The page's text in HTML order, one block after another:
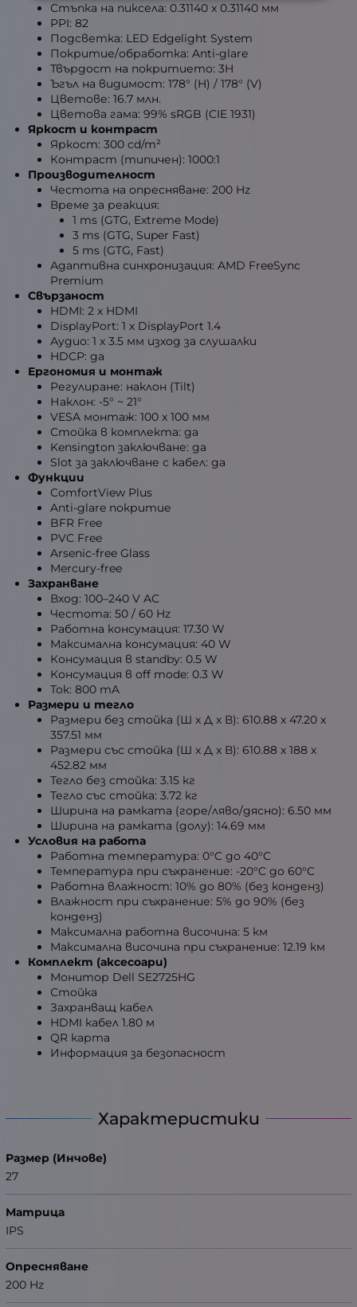
Стъпка на пиксела: 0.31140 x 0.31140 мм
PPI: 82
Подсветка: LED Edgelight System
Покритие/обработка: Anti-glare
Твърдост на покритието: 3H
Ъгъл на видимост: 178° (H) / 178° (V)
Цветове: 16.7 млн.
Цветова гама: 99% sRGB (CIE 1931)
Яркост и контраст
Яркост: 300 cd/m²
Контраст (типичен): 1000:1
Производителност
Честота на опресняване: 200 Hz
Време за реакция:
1 ms (GTG, Extreme Mode)
3 ms (GTG, Super Fast)
5 ms (GTG, Fast)
Адаптивна синхронизация: AMD FreeSync
Premium
Свързаност
HDMI: 2 x HDMI
DisplayPort: 1 x DisplayPort 1.4
Аудио: 1 x 3.5 мм изход за слушалки
HDCP: да
Ергономия и монтаж
Регулиране: наклон (Tilt)
Наклон: -5° ~ 21°
VESA монтаж: 100 x 100 мм
Стойка в комплекта: да
Kensington заключване: да
Slot за заключване с кабел: да
Функции
ComfortView Plus
Anti-glare покритие
BFR Free
PVC Free
Arsenic-free Glass
Mercury-free
Захранване
Вход: 100–240 V AC
Честота: 50 / 60 Hz
Работна консумация: 17.30 W
Максимална консумация: 40 W
Консумация в standby: 0.5 W
Консумация в off mode: 0.3 W
Ток: 800 mA
Размери и тегло
Размери без стойка (Ш x Д x В): 610.88 x 47.20 x
357.51 мм
Размери със стойка (Ш x Д x В): 610.88 x 188 x
452.82 мм
Тегло без стойка: 3.15 кг
Тегло със стойка: 3.72 кг
Ширина на рамката (горе/ляво/дясно): 6.50 мм
Ширина на рамката (долу): 14.69 мм
Условия на работа
Работна температура: 0°C до 40°C
Температура при съхранение: -20°C до 60°C
Работна влажност: 10% до 80% (без конденз)
Влажност при съхранение: 5% до 90% (без
конденз)
Максимална работна височина: 5 км
Максимална височина при съхранение: 12.19 км
Комплект (аксесоари)
Монитор Dell SE2725HG
Стойка
Захранващ кабел
HDMI кабел 1.80 м
QR карта
Информация за безопасност
Характеристики
Размер (Инчове)
27
Матрица
IPS
Опресняване
200 Hz